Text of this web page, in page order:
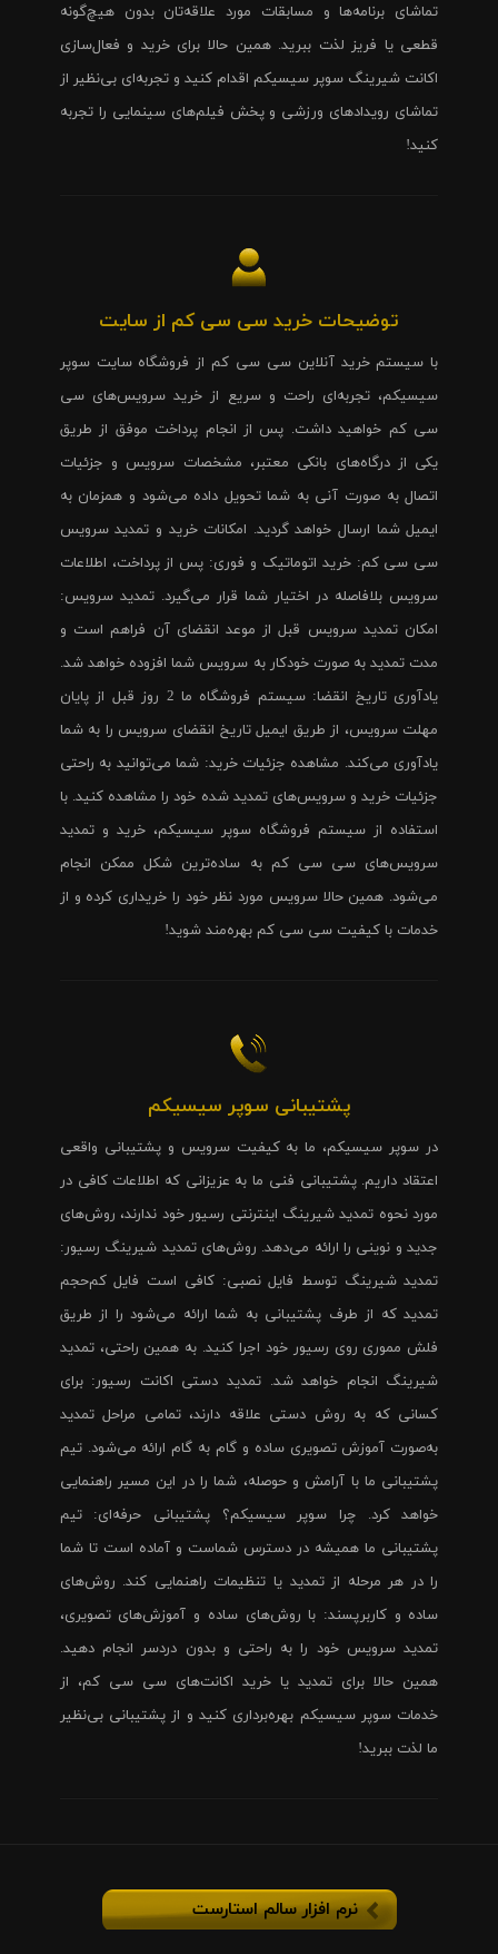
تماشای برنامه‌ها و مسابقات مورد علاقه‌تان بدون هیچ‌گونه
قطعی یا فریز لذت ببرید. همین حالا برای خرید و فعال‌سازی
اکانت شیرینگ سوپر سیسیکم اقدام کنید و تجربه‌ای بی‌نظیر از
تماشای رویدادهای ورزشی و پخش فیلم‌های سینمایی را تجربه
کنید!
توضیحات خرید سی سی کم از سایت
با سیستم خرید آنلاین سی سی کم از فروشگاه سایت سوپر
سیسیکم، تجربه‌ای راحت و سریع از خرید سرویس‌های سی
سی کم خواهید داشت. پس از انجام پرداخت موفق از طریق
یکی از درگاه‌های بانکی معتبر، مشخصات سرویس و جزئیات
اتصال به صورت آنی به شما تحویل داده می‌شود و همزمان به
ایمیل شما ارسال خواهد گردید. امکانات خرید و تمدید سرویس
سی سی کم: خرید اتوماتیک و فوری: پس از پرداخت، اطلاعات
سرویس بلافاصله در اختیار شما قرار می‌گیرد. تمدید سرویس:
امکان تمدید سرویس قبل از موعد انقضای آن فراهم است و
مدت تمدید به صورت خودکار به سرویس شما افزوده خواهد شد.
یادآوری تاریخ انقضا: سیستم فروشگاه ما 2 روز قبل از پایان
مهلت سرویس، از طریق ایمیل تاریخ انقضای سرویس را به شما
یادآوری می‌کند. مشاهده جزئیات خرید: شما می‌توانید به راحتی
جزئیات خرید و سرویس‌های تمدید شده خود را مشاهده کنید. با
استفاده از سیستم فروشگاه سوپر سیسیکم، خرید و تمدید
سرویس‌های سی سی کم به ساده‌ترین شکل ممکن انجام
می‌شود. همین حالا سرویس مورد نظر خود را خریداری کرده و از
خدمات با کیفیت سی سی کم بهره‌مند شوید!
پشتیبانی سوپر سیسیکم
در سوپر سیسیکم، ما به کیفیت سرویس و پشتیبانی واقعی
اعتقاد داریم. پشتیبانی فنی ما به عزیزانی که اطلاعات کافی در
مورد نحوه تمدید شیرینگ اینترنتی رسیور خود ندارند، روش‌های
جدید و نوینی را ارائه می‌دهد. روش‌های تمدید شیرینگ رسیور:
تمدید شیرینگ توسط فایل نصبی: کافی است فایل کم‌حجم
تمدید که از طرف پشتیبانی به شما ارائه می‌شود را از طریق
فلش مموری روی رسیور خود اجرا کنید. به همین راحتی، تمدید
شیرینگ انجام خواهد شد. تمدید دستی اکانت رسیور: برای
کسانی که به روش دستی علاقه دارند، تمامی مراحل تمدید
به‌صورت آموزش تصویری ساده و گام به گام ارائه می‌شود. تیم
پشتیبانی ما با آرامش و حوصله، شما را در این مسیر راهنمایی
خواهد کرد. چرا سوپر سیسیکم؟ پشتیبانی حرفه‌ای: تیم
پشتیبانی ما همیشه در دسترس شماست و آماده است تا شما
را در هر مرحله از تمدید یا تنظیمات راهنمایی کند. روش‌های
ساده و کاربرپسند: با روش‌های ساده و آموزش‌های تصویری،
تمدید سرویس خود را به راحتی و بدون دردسر انجام دهید.
همین حالا برای تمدید یا خرید اکانت‌های سی سی کم، از
خدمات سوپر سیسیکم بهره‌برداری کنید و از پشتیبانی بی‌نظیر
ما لذت ببرید!
نرم افزار سالم استارست